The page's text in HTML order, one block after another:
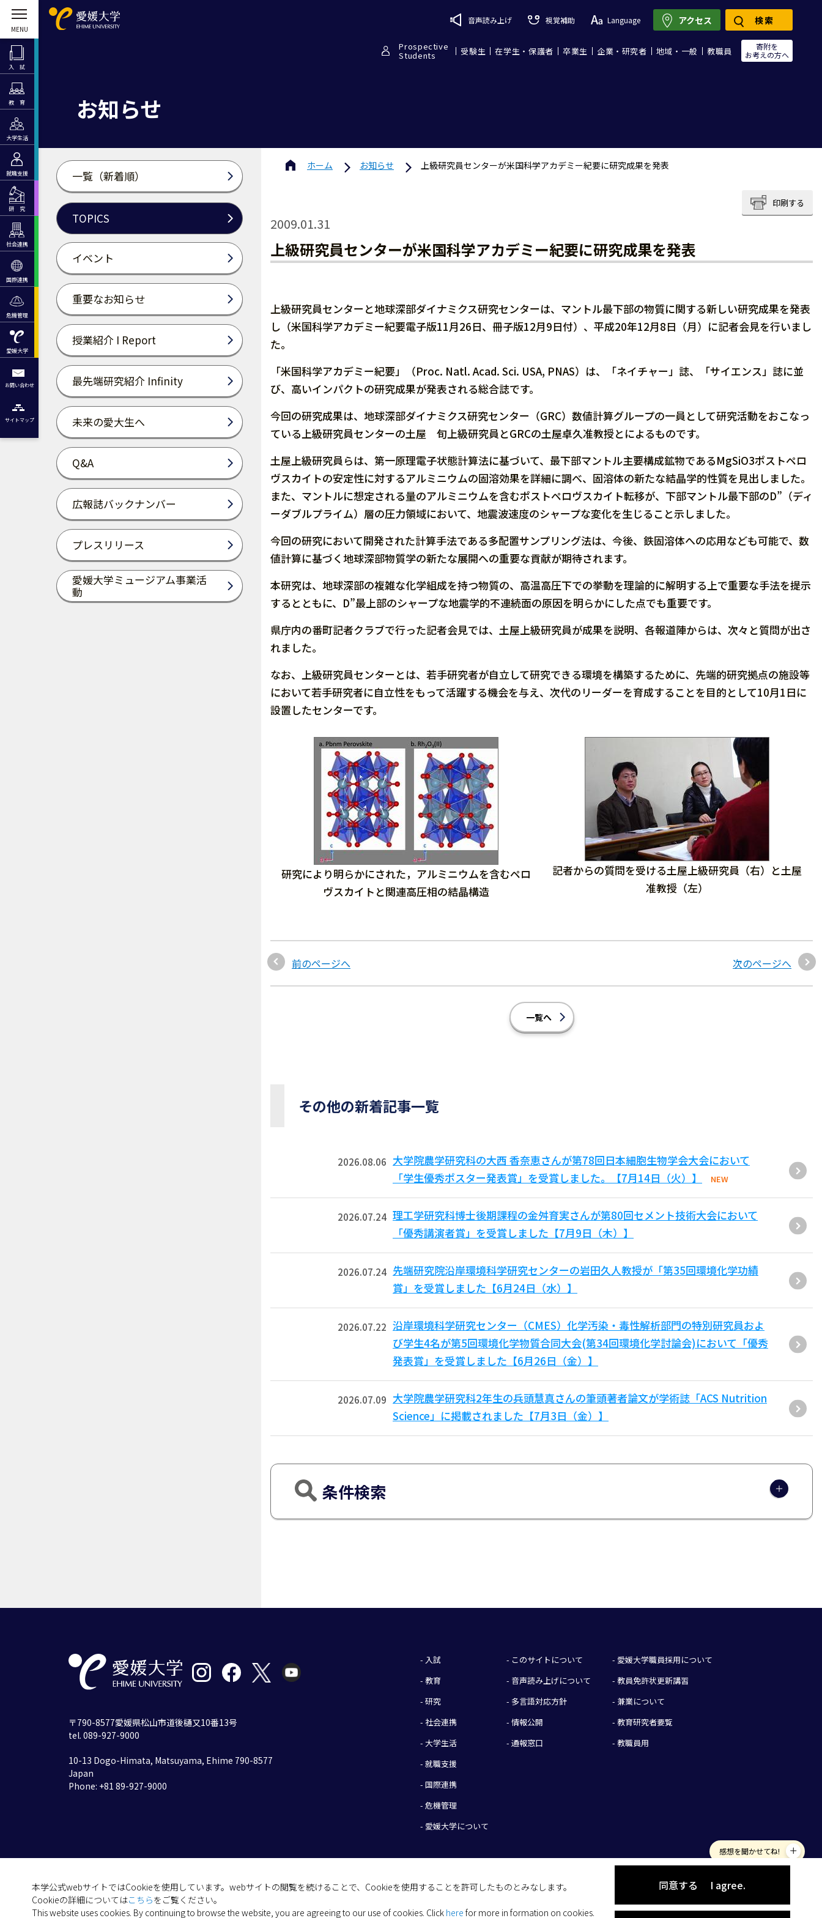
入 試
教 育
大学生活
就職支援
研 究
社会連携
国際連携
危機管理
愛媛大学
お問い合わせ
サイトマップ
音声読み上げ 視覚補助 Language
Prospective
Students 受験生 在学生・保護者 卒業生 企業・研究者 地域・一般 教職員
寄附を
お考えの方へ
アクセス 検索
お知らせ
一覧（新着順）
TOPICS
イベント
重要なお知らせ
授業紹介 I Report
最先端研究紹介 Infinity
未来の愛大生へ
Q&A
広報誌バックナンバー
プレスリリース
愛媛大学ミュージアム事業活
動
ホーム お知らせ 上級研究員センターが米国科学アカデミー紀要に研究成果を発表
印刷する
2009.01.31
上級研究員センターが米国科学アカデミー紀要に研究成果を発表
上級研究員センターと地球深部ダイナミクス研究センターは、マントル最下部の物質に関する新しい研究成果を発表
し（米国科学アカデミー紀要電子版11月26日、冊子版12月9日付）、平成20年12月8日（月）に記者会見を行いまし
た。
「米国科学アカデミー紀要」（Proc. Natl. Acad. Sci. USA, PNAS）は、「ネイチャー」誌、「サイエンス」誌に並
び、高いインパクトの研究成果が発表される総合誌です。
今回の研究成果は、地球深部ダイナミクス研究センター（GRC）数値計算グループの一員として研究活動をおこなっ
ている上級研究員センターの土屋 旬上級研究員とGRCの土屋卓久准教授とによるものです。
土屋上級研究員らは、第一原理電子状態計算法に基づいて、最下部マントル主要構成鉱物であるMgSiO3ポストペロ
ヴスカイトの安定性に対するアルミニウムの固溶効果を詳細に調べ、固溶体の新たな結晶学的性質を見出しました。
また、マントルに想定される量のアルミニウムを含むポストペロヴスカイト転移が、下部マントル最下部のD”（ディ
ーダブルプライム）層の圧力領域において、地震波速度のシャープな変化を生じること示しました。
今回の研究において開発された計算手法である多配置サンプリング法は、今後、鉄固溶体への応用なども可能で、数
値計算に基づく地球深部物質学の新たな展開への重要な貢献が期待されます。
本研究は、地球深部の複雑な化学組成を持つ物質の、高温高圧下での挙動を理論的に解明する上で重要な手法を提示
するとともに、D”最上部のシャープな地震学的不連続面の原因を明らかにした点でも重要です。
県庁内の番町記者クラブで行った記者会見では、土屋上級研究員が成果を説明、各報道陣からは、次々と質問が出さ
れました。
なお、上級研究員センターとは、若手研究者が自立して研究できる環境を構築するために、先端的研究拠点の施設等
において若手研究者に自立性をもって活躍する機会を与え、次代のリーダーを育成することを目的として10月1日に
設置したセンターです。
研究により明らかにされた，アルミニウムを含むペロ
ヴスカイトと関連高圧相の結晶構造
記者からの質問を受ける土屋上級研究員（右）と土屋
准教授（左）
前のページへ 次のページへ
一覧へ
その他の新着記事一覧
2026.08.06 大学院農学研究科の大西 香奈恵さんが第78回日本細胞生物学会大会において
「学生優秀ポスター発表賞」を受賞しました。【7月14日（火）】
NEW
2026.07.24 理工学研究科博士後期課程の金舛育実さんが第80回セメント技術大会において
「優秀講演者賞」を受賞しました【7月9日（木）】
2026.07.24 先端研究院沿岸環境科学研究センターの岩田久人教授が「第35回環境化学功績
賞」を受賞しました【6月24日（水）】
2026.07.22 沿岸環境科学研究センター（CMES）化学汚染・毒性解析部門の特別研究員およ
び学生4名が第5回環境化学物質合同大会(第34回環境化学討論会)において「優秀
発表賞」を受賞しました【6月26日（金）】
2026.07.09 大学院農学研究科2年生の兵頭慧真さんの筆頭著者論文が学術誌「ACS Nutrition
Science」に掲載されました【7月3日（金）】
条件検索
本学公式webサイトではCookieを使用しています。webサイトの閲覧を続けることで、Cookieを使用することを許可したものとみなします。
Cookieの詳細についてはこちらをご覧ください。
This website uses cookies. By continuing to browse the website, you are agreeing to our use of cookies. Click here for more in formation on cookies.
同意する I agree.
感想を聞かせてね!
- 入試
- 教育
- 研究
- 社会連携
- 大学生活
- 就職支援
- 国際連携
- 危機管理
- 愛媛大学について
- このサイトについて
- 音声読み上げについて
- 多言語対応方針
- 情報公開
- 通報窓口
- 愛媛大学職員採用について
- 教員免許状更新講習
- 兼業について
- 教育研究者要覧
- 教職員用
〒790-8577愛媛県松山市道後樋又10番13号
tel. 089-927-9000
10-13 Dogo-Himata, Matsuyama, Ehime 790-8577
Japan
Phone: +81 89-927-9000
(C) 2026 Ehime University.